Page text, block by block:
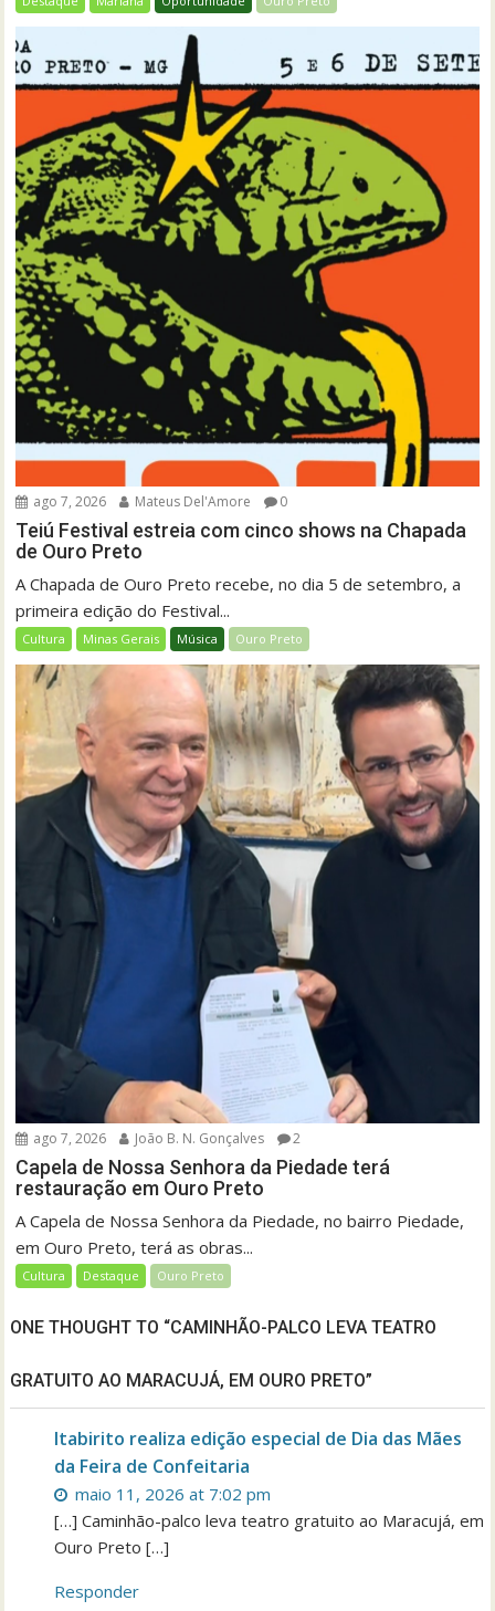
ago 7, 2026 Mateus Del'Amore 0
Teiú Festival estreia com cinco shows na Chapada
de Ouro Preto
A Chapada de Ouro Preto recebe, no dia 5 de setembro, a
primeira edição do Festival...
Cultura Minas Gerais Música Ouro Preto
ago 7, 2026 João B. N. Gonçalves 2
Capela de Nossa Senhora da Piedade terá
restauração em Ouro Preto
A Capela de Nossa Senhora da Piedade, no bairro Piedade,
em Ouro Preto, terá as obras...
Cultura Destaque Ouro Preto
ONE THOUGHT TO “CAMINHÃO-PALCO LEVA TEATRO
GRATUITO AO MARACUJÁ, EM OURO PRETO”
Itabirito realiza edição especial de Dia das Mães
da Feira de Confeitaria
maio 11, 2026 at 7:02 pm
[…] Caminhão-palco leva teatro gratuito ao Maracujá, em
Ouro Preto […]
Responder